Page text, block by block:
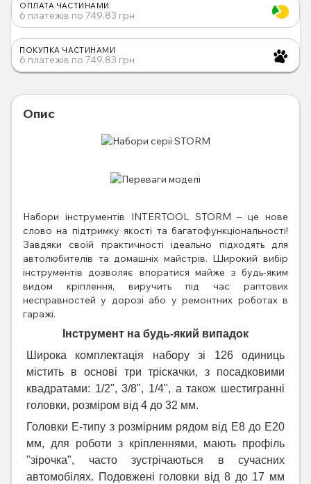
ОПЛАТА ЧАСТИНАМИ
6 платежів по 749.83 грн
ПОКУПКА ЧАСТИНАМИ
6 платежів по 749.83 грн
Опис
Набори інструментів INTERTOOL STORM – це нове
слово на підтримку якості та багатофункціональності!
Завдяки своїй практичності ідеально підходять для
автолюбителів та домашніх майстрів. Широкий вибір
інструментів дозволяє впоратися майже з будь-яким
видом кріплення, виручить під час раптових
несправностей у дорозі або у ремонтних роботах в
гаражі.
Інструмент на будь-який випадок
Широка комплектація набору зі 126 одиниць
містить в основі три тріскачки, з посадковими
квадратами: 1/2", 3/8", 1/4", а також шестигранні
головки, розміром від 4 до 32 мм.
Головки E-типу з розмірним рядом від E8 до E20
мм, для роботи з кріпленнями, мають профіль
"зірочка", часто зустрічаються в сучасних
автомобілях. Подовжені головки від 8 до 17 мм